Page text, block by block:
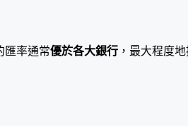
匯率通常優於各大銀行 ，最大程度